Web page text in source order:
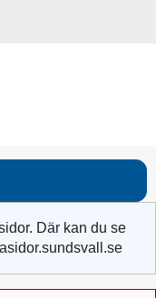
Där kan du se